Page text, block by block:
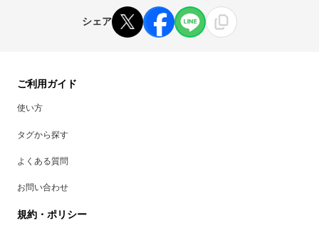
シェア
ご利用ガイド
使い方
タグから探す
よくある質問
お問い合わせ
規約・ポリシー